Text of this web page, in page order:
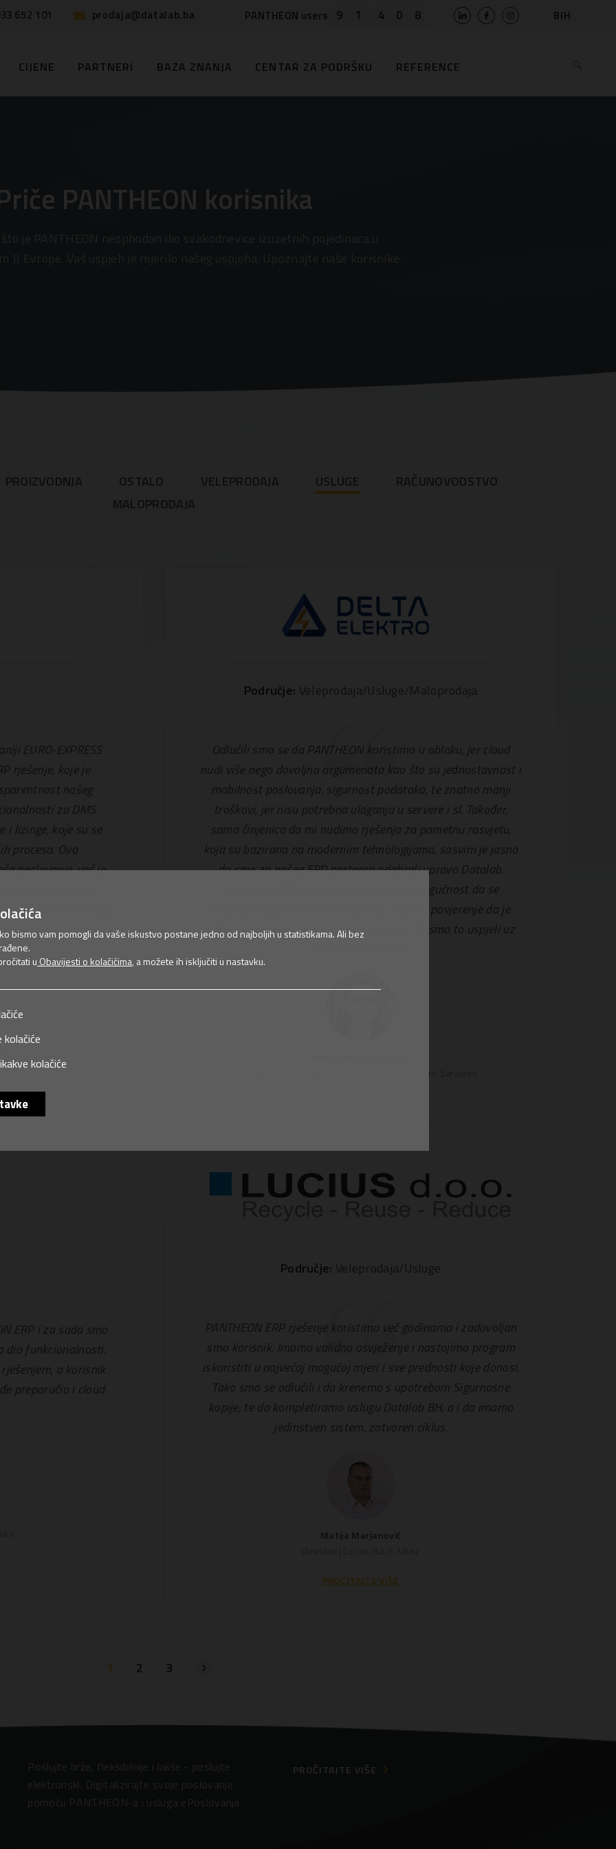
652 101 prodaja@datalab.ba PANTHEON users 9 1 4 0 8
BIH
MK
CIJENE PARTNERI BAZA ZNANJA CENTAR ZA PODRŠKU REFERENCE
PANTHEON korisnika
PROIZVODNJA OSTALO VELEPRODAJA USLUGE
RAČUNOVODSTVO
MALOPRODAJA
EURO-EXPRESS
rješenje, koje je
našeg
za DMS
i lizinge, koje su se
procesa. Ova
poslovanje, već je
tačnost i
kvalitet našeg
Područje: Veleprodaja/Usluge/Maloprodaja
Odlučili smo se da PANTHEON koristimo u oblaku, jer cloud
nudi više nego dovoljno argumenata kao što su jednostavnost i
mobilnost poslovanja, sigurnost podataka, te znatno manji
troškovi, jer nisu potrebna ulaganja u servere i sl. Također,
sama činjenica da mi nudimo rješenja za pametnu rasvjetu,
koja su bazirana na modernim tehnologijama, sasvim je jasno
da smo za našeg ERP partnera odabrali upravo Datalab.
Odabirom ERP rješenja trebate imati mogućnost da se
bezbrižno posvetite svom biznisu, uz puno povjerenje da je
vaše računovodstvo u sigurnim rukama. Mi smo to uspjeli uz
ERP i za sada smo
dio funkcionalnosti.
a korisnik
preporučio i cloud
Područje: Veleprodaja/Usluge
PANTHEON ERP rješenje koristimo već godinama i zadovoljan
smo korisnik. Imamo validno osvježenje i nastojimo program
iskoristiti u najvećoj mogućoj mjeri i sve prednosti koje donosi.
Tako smo se odlučili i da krenemo s upotrebom Sigurnosne
kopije, te da kompletiramo uslugu Datalab BH, a i da imamo
jedinstven sistem, zatvoren ciklus.
Matija Marjanović
PROČITAJTE VIŠE
1 2 3
Poslujte brže, fleksibilnije i lakše - poslujte
elektronski. Digitalizirajte svoje poslovanje
pomoću PANTHEON-a i usluga ePoslovanja.
PROČITAJTE VIŠE
bismo vam pomogli da vaše iskustvo postane jedno od najboljih u statistikama. Ali bez
u Obavijesti o kolačićima, a možete ih isključiti u nastavku.
kolačiće